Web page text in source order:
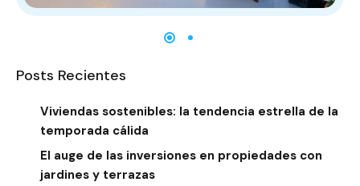
Posts Recientes
Viviendas sostenibles: la tendencia estrella de la
temporada cálida
El auge de las inversiones en propiedades con
jardines y terrazas